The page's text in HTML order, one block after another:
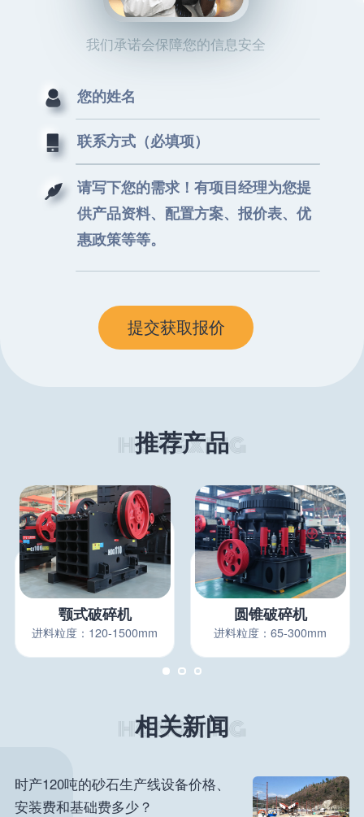
我们承诺会保障您的信息安全
推荐产品
颚式破碎机
进料粒度：120-1500mm
圆锥破碎机
进料粒度：65-300mm
相关新闻
时产120吨的砂石生产线设备价格、
安装费和基础费多少？